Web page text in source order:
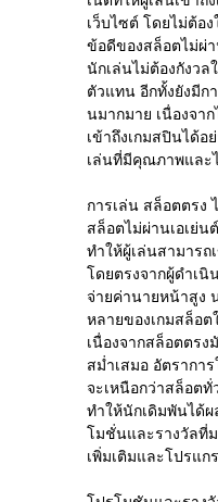
เว็บไซต์ โดยไม่ต้อ
ข้อดีของสล็อตไม่ผ่า
นักเล่นไม่ต้องกังวล
ตัวแทน อีกทั้งยังมีก
นมากมาย เนื่องจา
เข้าถึงเกมสปินได้อ
เล่นที่มีคุณภาพและ
การเล่น สล็อตตรง
สล็อตไม่ผ่านเอเย่
ทำให้ผู้เล่นสามารถ
โดยตรงจากผู้ดำเนิ
จ่ายค่านายหน้าสูง
หลายของเกมสล็อต
เนื่องจากสล็อตตรง
สม่ำเสมอ อัตรากา
จะเหนือกว่าสล็อตทั่
ทำให้นักเดิมพันได้
โมชั่นและรางวัลที่
เพิ่มเติมและโปรแ